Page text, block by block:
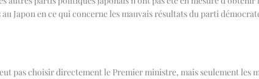
Japon en ce qui concerne les mauvais résultats du parti
pas choisir directement le Premier ministre, mais seulement les